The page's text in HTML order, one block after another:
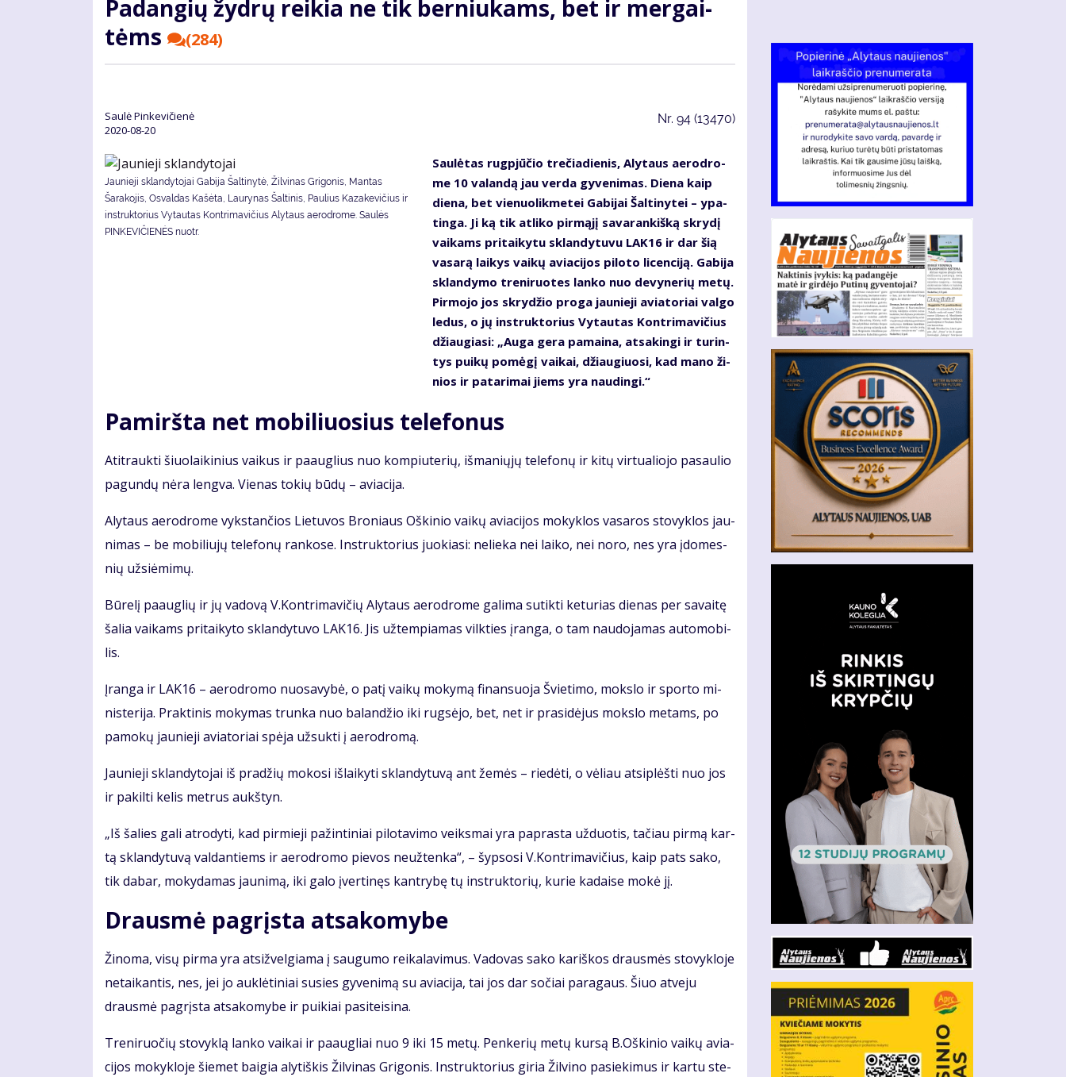
Pa­dan­gių žyd­rų rei­kia ne tik ber­niu­kams, bet ir mer­gai­
tėms
(284)
Saulė Pinkevičienė
2020-08-20
Nr. 94 (13470)
Jaunieji sklandytojai Gabija Šaltinytė, Žilvinas Grigonis, Mantas
Šarakojis, Osvaldas Kašėta, Laurynas Šaltinis, Paulius Kazakevičius ir
instruktorius Vytautas Kontrimavičius Alytaus aerodrome. Saulės
PINKEVIČIENĖS nuotr.
Sau­lė­tas rug­pjū­čio tre­čia­die­nis, Aly­taus ae­ro­dro­
me 10 va­lan­dą jau ver­da gy­ve­ni­mas. Die­na kaip
die­na, bet vie­nuo­lik­me­tei Ga­bi­jai Šal­ti­ny­tei – ypa­
tin­ga. Ji ką tik at­li­ko pir­mą­jį sa­va­ran­kiš­ką skry­dį
vai­kams pri­tai­ky­tu sklan­dy­tu­vu LAK16 ir dar šią
va­sa­rą lai­kys vai­kų avia­ci­jos pi­lo­to li­cen­ci­ją. Ga­bi­ja
sklan­dy­mo tre­ni­ruo­tes lan­ko nuo de­vy­ne­rių me­tų.
Pir­mo­jo jos skry­džio pro­ga jau­nie­ji avia­to­riai val­go
le­dus, o jų in­struk­to­rius Vy­tau­tas Kon­tri­ma­vi­čius
džiau­gia­si: „Au­ga ge­ra pa­mai­na, at­sa­kin­gi ir tu­rin­
tys pui­kų po­mė­gį vai­kai, džiau­giuo­si, kad ma­no ži­
nios ir pa­ta­ri­mai jiems yra nau­din­gi.“
Pamiršta net mobiliuosius telefonus
Ati­trauk­ti šiuo­lai­ki­nius vai­kus ir pa­aug­lius nuo kom­piu­te­rių, iš­ma­nių­jų te­le­fo­nų ir ki­tų vir­tu­a­lio­jo pa­sau­lio
pa­gun­dų nė­ra leng­va. Vie­nas to­kių bū­dų – avia­ci­ja.
Aly­taus ae­ro­dro­me vyks­tan­čios Lie­tu­vos Bro­niaus Oš­ki­nio vai­kų avia­ci­jos mo­kyk­los va­sa­ros sto­vyk­los jau­
ni­mas – be mo­bi­liu­jų te­le­fo­nų ran­ko­se. In­struk­to­rius juo­kia­si: ne­lie­ka nei lai­ko, nei no­ro, nes yra įdo­mes­
nių už­si­ė­mi­mų.
Bū­re­lį pa­aug­lių ir jų va­do­vą V.Kon­tri­ma­vi­čių Aly­taus ae­ro­dro­me ga­li­ma su­tik­ti ke­tu­rias die­nas per sa­vai­tę
ša­lia vai­kams pri­tai­ky­to sklan­dy­tu­vo LAK16. Jis už­tem­pia­mas vilk­ties įran­ga, o tam nau­do­ja­mas au­to­mo­bi­
lis.
Įran­ga ir LAK16 – ae­ro­dro­mo nuo­sa­vy­bė, o pa­tį vai­kų mo­ky­mą fi­nan­suo­ja Švie­ti­mo, moks­lo ir spor­to mi­
nis­te­ri­ja. Prak­ti­nis mo­ky­mas trun­ka nuo ba­lan­džio iki rug­sė­jo, bet, net ir pra­si­dė­jus moks­lo me­tams, po
pa­mo­kų jau­nie­ji avia­to­riai spė­ja už­suk­ti į ae­ro­dro­mą.
Jau­nie­ji sklan­dy­to­jai iš pra­džių mo­ko­si iš­lai­ky­ti sklan­dy­tu­vą ant že­mės – rie­dė­ti, o vė­liau at­si­plėš­ti nuo jos
ir pa­kil­ti ke­lis met­rus aukš­tyn.
„Iš ša­lies ga­li at­ro­dy­ti, kad pir­mie­ji pa­žin­ti­niai pi­lo­ta­vi­mo veiks­mai yra pa­pras­ta už­duo­tis, ta­čiau pir­mą kar­
tą sklan­dy­tu­vą val­dan­tiems ir ae­ro­dro­mo pie­vos ne­už­ten­ka“, – šyp­so­si V.Kon­tri­ma­vi­čius, kaip pats sa­ko,
tik da­bar, mo­ky­da­mas jau­ni­mą, iki ga­lo įver­ti­nęs kan­try­bę tų in­struk­to­rių, ku­rie ka­dai­se mo­kė jį.
Drausmė pagrįsta atsakomybe
Ži­no­ma, vi­sų pir­ma yra at­si­žvel­gia­ma į sau­gu­mo rei­ka­la­vi­mus. Va­do­vas sa­ko ka­riš­kos draus­mės sto­vyk­lo­je
ne­tai­kan­tis, nes, jei jo auk­lė­ti­niai su­si­es gy­ve­ni­mą su avia­ci­ja, tai jos dar so­čiai pa­ra­gaus. Šiuo at­ve­ju
draus­mė pa­grįs­ta at­sa­ko­my­be ir pui­kiai pa­si­tei­si­na.
Tre­ni­ruo­čių sto­vyk­lą lan­ko vai­kai ir pa­aug­liai nuo 9 iki 15 me­tų. Pen­ke­rių me­tų kur­są B.Oš­ki­nio vai­kų avia­
ci­jos mo­kyk­lo­je šie­met bai­gia aly­tiš­kis Žil­vi­nas Gri­go­nis. In­struk­to­rius gi­ria Žil­vi­no pa­sie­ki­mus ir kar­tu ste­